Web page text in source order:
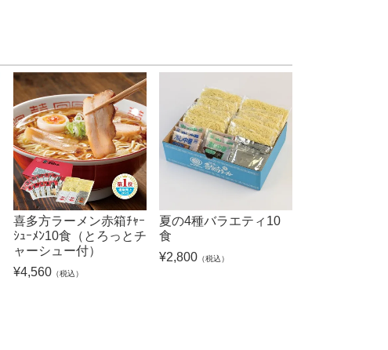
喜多方ラーメン赤箱ﾁｬｰ
ｼｭｰﾒﾝ10食（とろっとチ
ャーシュー付）
¥4,560 （税込）
夏の4種バラエティ10
食
¥2,800 （税込）